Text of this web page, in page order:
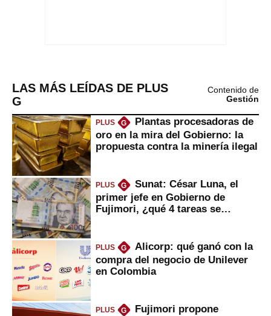
LAS MÁS LEÍDAS DE PLUS
G
Contenido de
Gestión
PLUS G
Plantas procesadoras de
oro en la mira del Gobierno: la
propuesta contra la minería ilegal
PLUS G
Sunat: César Luna, el
primer jefe en Gobierno de
Fujimori, ¿qué 4 tareas se
PLUS G
Alicorp: qué ganó con la
compra del negocio de Unilever
en Colombia
PLUS G
Fujimori propone